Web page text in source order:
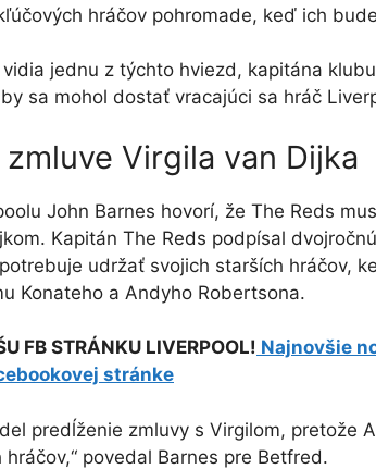
hráčov pohromade, keď ich
jednu z týchto hviezd, kapitána
sa mohol dostať vracajúci sa hráč
Virgila van Dijka
John Barnes hovorí, že The Reds
Kapitán The Reds podpísal
udržať svojich starších hráčov,
Konateho a Andyho Robertsona.
FB STRÁNKU LIVERPOOL! Najnovšie
stránke
predĺženie zmluvy s Virgilom, pretože
povedal Barnes pre Betfred.